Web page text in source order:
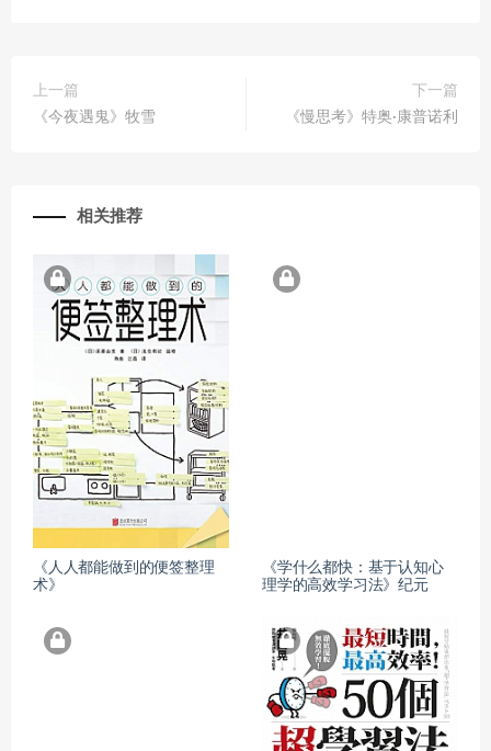
上一篇
《今夜遇鬼》牧雪
下一篇
《慢思考》特奥·康普诺利
相关推荐
《人人都能做到的便签整理
术》
《学什么都快：基于认知心
理学的高效学习法》纪元